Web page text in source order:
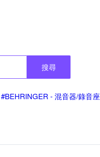
搜尋
#BEHRINGER - 混音器/錄音座